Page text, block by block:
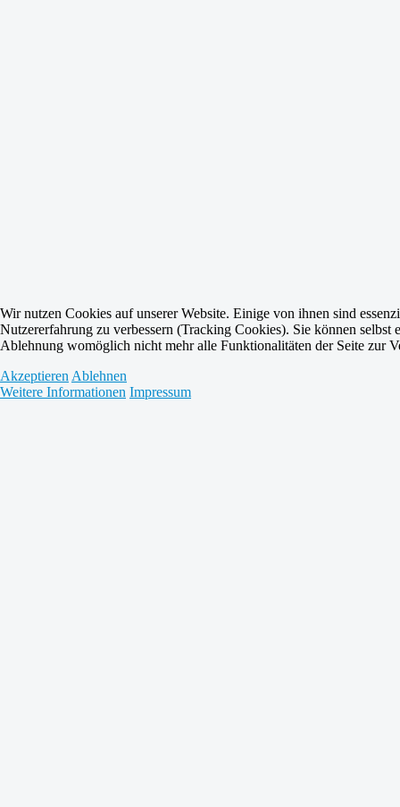
Wir nutzen Cookies auf unserer Website. Einige von ihnen sind
Nutzererfahrung zu verbessern (Tracking Cookies). Sie können selbst
Ablehnung womöglich nicht mehr alle Funktionalitäten der Seite zur
Akzeptieren Ablehnen
Weitere Informationen Impressum